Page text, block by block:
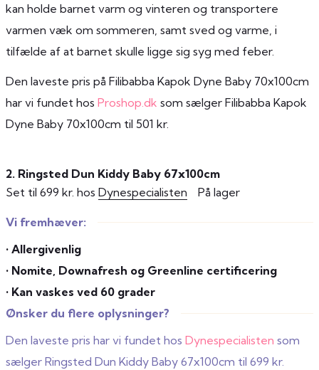
kan holde barnet varm og vinteren og transportere
varmen væk om sommeren, samt sved og varme, i
tilfælde af at barnet skulle ligge sig syg med feber.
Den laveste pris på Filibabba Kapok Dyne Baby 70x100cm
har vi fundet hos Proshop.dk som sælger Filibabba Kapok
Dyne Baby 70x100cm til 501 kr.
2. Ringsted Dun Kiddy Baby 67x100cm
Set til 699 kr. hos Dynespecialisten På lager
Vi fremhæver:
• Allergivenlig
• Nomite, Downafresh og Greenline certificering
• Kan vaskes ved 60 grader
Ønsker du flere oplysninger?
Den laveste pris har vi fundet hos Dynespecialisten som
sælger Ringsted Dun Kiddy Baby 67x100cm til 699 kr.